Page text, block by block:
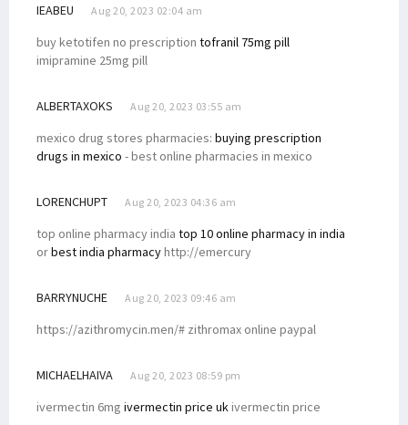
IEABEU Aug 20, 2023 02:04 am
buy ketotifen no prescription tofranil 75mg pill
imipramine 25mg pill
ALBERTAXOKS Aug 20, 2023 03:55 am
mexico drug stores pharmacies: buying prescription
drugs in mexico - best online pharmacies in mexico
LORENCHUPT Aug 20, 2023 04:36 am
top online pharmacy india top 10 online pharmacy in india
orbest india pharmacyhttp://emercury
BARRYNUCHE Aug 20, 2023 09:46 am
https://azithromycin.men/# zithromax online paypal
MICHAELHAIVA Aug 20, 2023 08:59 pm
ivermectin 6mg ivermectin price ukivermectin price